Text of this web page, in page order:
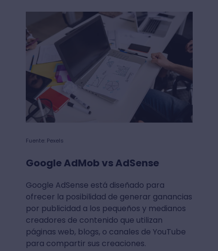
Fuente: Pexels
Google AdMob vs AdSense
Google AdSense está diseñado para
ofrecer la posibilidad de generar ganancias
por publicidad a los pequeños y medianos
creadores de contenido que utilizan
páginas web, blogs, o canales de YouTube
para compartir sus creaciones.